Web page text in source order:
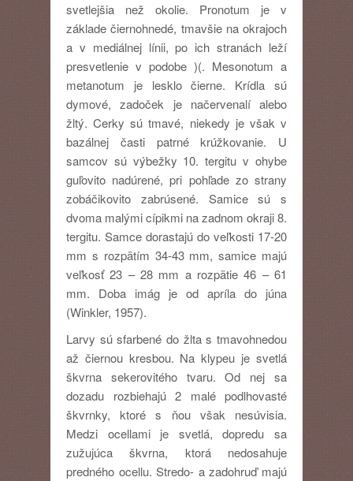
svetlejšia než okolie. Pronotum je v
základe čiernohnedé, tmavšie na okrajoch
a v mediálnej línii, po ich stranách leží
presvetlenie v podobe )(. Mesonotum a
metanotum je lesklo čierne. Krídla sú
dymové, zadoček je načervenalí alebo
žltý. Cerky sú tmavé, niekedy je však v
bazálnej časti patrné krúžkovanie. U
samcov sú výbežky 10. tergitu v ohybe
guľovito nadúrené, pri pohľade zo strany
zobáčikovito zabrúsené. Samice sú s
dvoma malými cípikmi na zadnom okraji 8.
tergitu. Samce dorastajú do veľkosti 17-20
mm s rozpätím 34-43 mm, samice majú
veľkosť 23 – 28 mm a rozpätie 46 – 61
mm. Doba imág je od apríla do júna
(Winkler, 1957).
Larvy sú sfarbené do žlta s tmavohnedou
až čiernou kresbou. Na klypeu je svetlá
škvrna sekerovitého tvaru. Od nej sa
dozadu rozbiehajú 2 malé podlhovasté
škvrnky, ktoré s ňou však nesúvisia.
Medzi ocellami je svetlá, dopredu sa
zužujúca škvrna, ktorá nedosahuje
predného ocellu. Stredo- a zadohruď majú